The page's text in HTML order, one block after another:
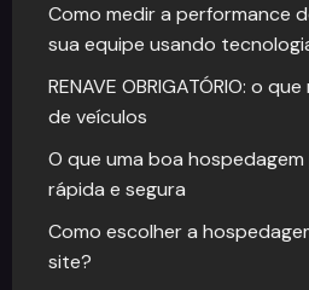
Como medir a performance
sua equipe usando
RENAVE OBRIGATÓRIO: o
de veículos
O que uma boa
rápida e segura
Como escolher a
site?